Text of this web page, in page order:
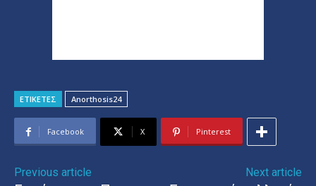
ΕΤΙΚΕΤΕΣ Anorthosis24
Facebook X Pinterest
Previous article Next article